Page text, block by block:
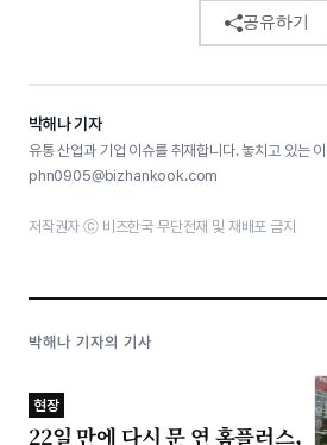
공유하기
박해나 기자
유통 산업과 기업 이슈를 취재합니다. 놓치고 있는
phn0905@bizhankook.com
저작권자 ⓒ 비즈한국 무단전재 및 재배포 금지
박해나 기자의 기사
현장
22일 만에 다시 문 연 홈플러스,